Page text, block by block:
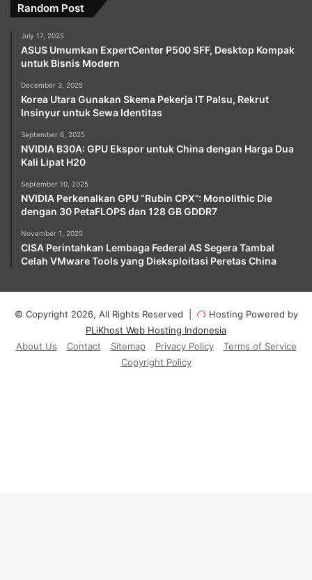
Random Post
July 17, 2025
ASUS Umumkan ExpertCenter P500 SFF, Desktop Kompak
untuk Bisnis Modern
December 3, 2025
Korea Utara Gunakan Skema Pekerja IT Palsu, Rekrut
Insinyur untuk Sewa Identitas
September 6, 2025
NVIDIA B30A: GPU Ekspor untuk China dengan Harga Dua
Kali Lipat H20
September 10, 2025
NVIDIA Perkenalkan GPU “Rubin CPX”: Monolithic Die
dengan 30 PetaFLOPS dan 128 GB GDDR7
November 1, 2025
CISA Perintahkan Lembaga Federal AS Segera Tambal
Celah VMware Tools yang Dieksploitasi Peretas China
© Copyright 2026, All Rights Reserved |
Hosting Powered by
PLiKhost Web Hosting Indonesia
About Us
Contact Sitemap Privacy Policy
Terms of Service
Copyright Policy